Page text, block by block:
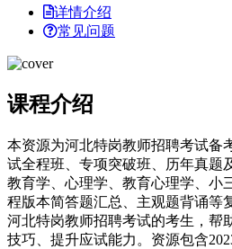
详情介绍
常见问题
课程介绍
本资源为河北特岗教师招聘考试备
试全程班、专项突破班、历年真题
教育学、心理学、教育心理学、小
程版本简答题汇总、主观题背诵等
河北特岗教师招聘考试的考生，帮
技巧、提升应试能力。资源包含